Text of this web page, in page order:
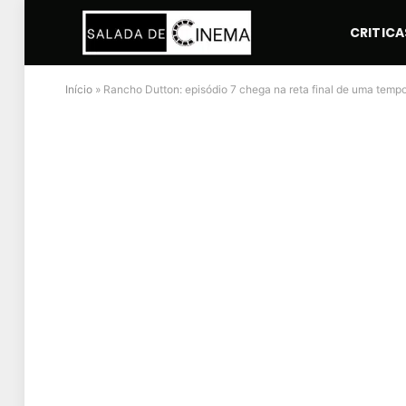
Início » Rancho Dutton: episódio 7 chega na reta final de uma